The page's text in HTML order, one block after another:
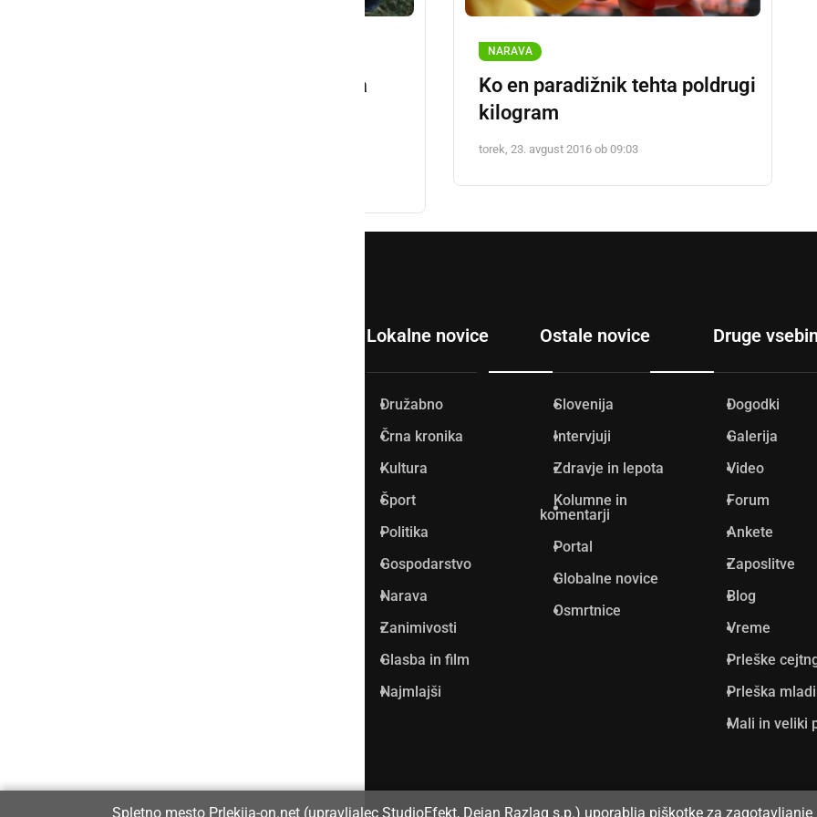
Rudi Trplan je našel jurčka
NARAVA
Ko en paradižnik tehta poldrugi
kilogram
torek, 23. avgust 2016 ob 09:03
Lokalne novice
Družabno
Črna kronika
Kultura
Šport
Politika
Gospodarstvo
Narava
Zanimivosti
Glasba in film
Najmlajši
Ostale novice
Slovenija
Intervjuji
Zdravje in lepota
Kolumne in
komentarji
Portal
Globalne novice
Osmrtnice
Druge
Dogodki
Galerija
Video
Forum
Ankete
Zaposlitve
Blog
Vreme
Prleške
Prleška
Mali in veliki
Spletno mesto Prlekija-on.net (upravljalec StudioEfekt, Dejan Razlag s.p.) uporablja piškotke za